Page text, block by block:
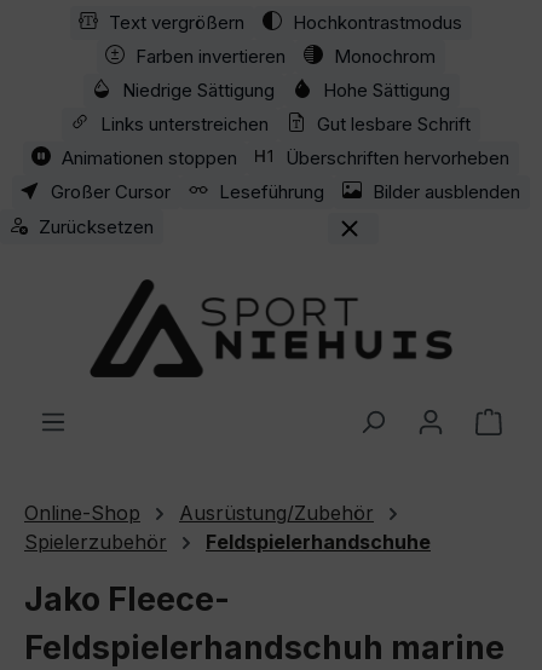
Zum Hauptinhalt springen
Text vergrößern
Hochkontrastmodus
Farben invertieren
Monochrom
Niedrige Sättigung
Hohe Sättigung
Links unterstreichen
Gut lesbare Schrift
Animationen stoppen
Überschriften hervorheben
Großer Cursor
Leseführung
Bilder ausblenden
Zurücksetzen
Online-Shop
Ausrüstung/Zubehör
Spielerzubehör
Feldspielerhandschuhe
Jako Fleece-
Feldspielerhandschuh marine